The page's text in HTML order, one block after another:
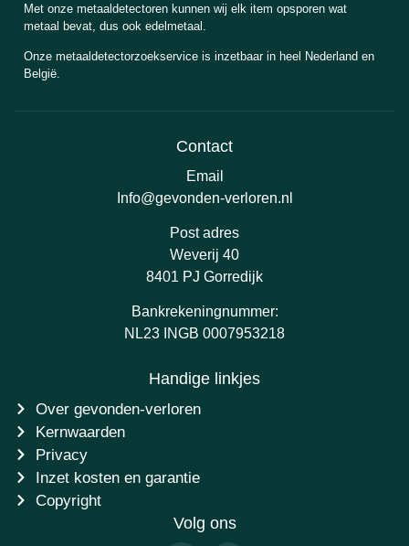
Met onze metaaldetectoren kunnen wij elk item opsporen wat
metaal bevat, dus ook edelmetaal.
Onze metaaldetectorzoekservice is inzetbaar in heel Nederland en
België.
Contact
Email
Info@gevonden-verloren.nl
Post adres
Weverij 40
8401 PJ Gorredijk
Bankrekeningnummer:
NL23 INGB 0007953218
Handige linkjes
Over gevonden-verloren
Kernwaarden
Privacy
Inzet kosten en garantie
Copyright
Volg ons